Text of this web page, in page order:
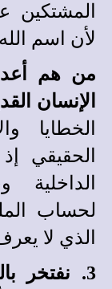
المشتكين
لأن اسم
من هم
الإنسان
الخطايا
الحقيقي
لحساب
الذي لا
3. نفتخر